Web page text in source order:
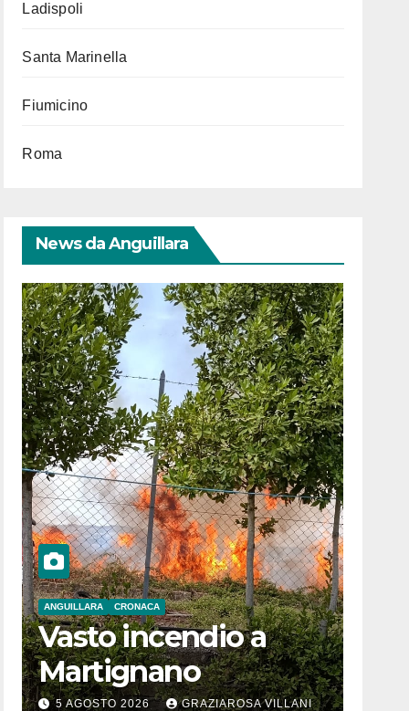
Ladispoli
Santa Marinella
Fiumicino
Roma
News da Anguillara
ANGUILLARA CRONACA
Vasto incendio a
Martignano
5 AGOSTO 2026 GRAZIAROSA VILLANI